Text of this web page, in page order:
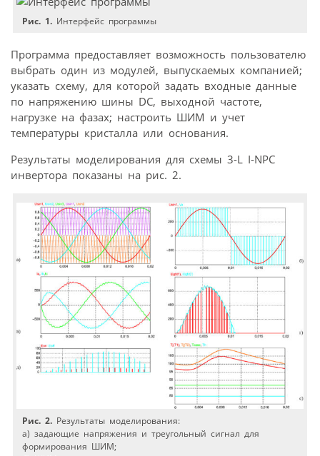
Рис. 1. Интерфейс программы
Программа предоставляет возможность пользователю
выбрать один из модулей, выпускаемых компанией;
указать схему, для которой задать входные данные
по напряжению шины DC, выходной частоте,
нагрузке на фазах; настроить ШИМ и учет
температуры кристалла или основания.
Результаты моделирования для схемы 3-L I-NPC
инвертора показаны на рис. 2.
Рис. 2. Результаты моделирования:
а) задающие напряжения и треугольный сигнал для
формирования ШИМ;